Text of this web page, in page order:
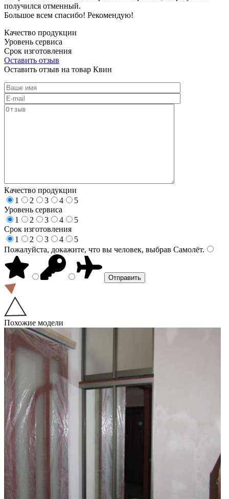
получился отменный.
Большое всем спасибо! Рекомендую!
Качество продукции
Уровень сервиса
Срок изготовления
Оставить отзыв
Оставить отзыв на товар Квин
Качество продукции
1
2 3 4
5
Уровень сервиса
1
2 3 4
5
Срок изготовления
1
2 3 4
5
Пожалуйста, докажите, что вы человек, выбрав Самолёт.
Похожие модели